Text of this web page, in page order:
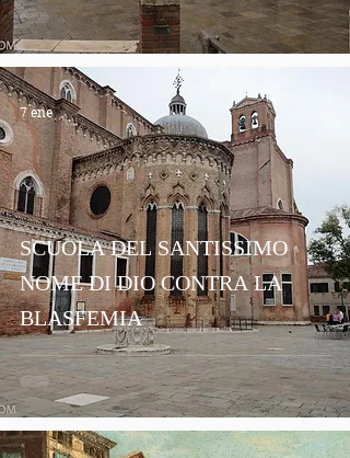
SCUOLA DEL SANTISSIMO
NOME DI DIO CONTRA LA
BLASFEMIA
7 ene